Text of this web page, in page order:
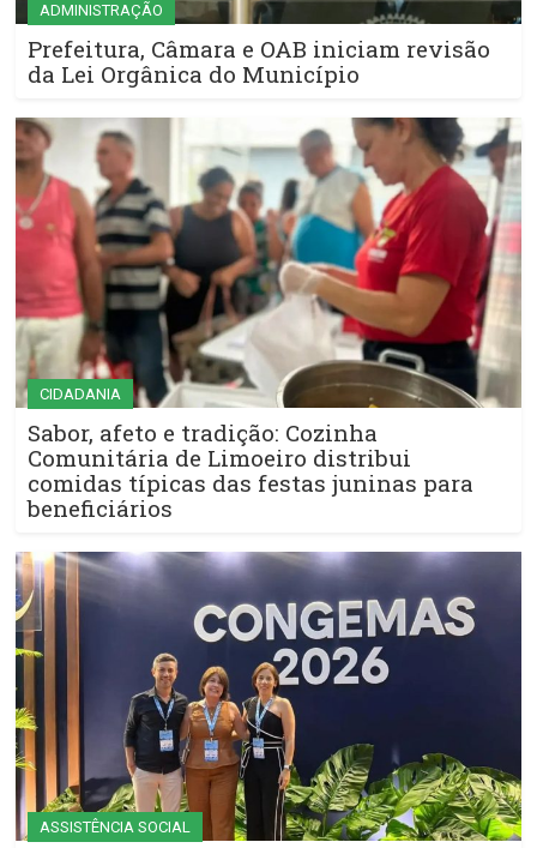
ADMINISTRAÇÃO
Prefeitura, Câmara e OAB iniciam revisão
da Lei Orgânica do Município
CIDADANIA
Sabor, afeto e tradição: Cozinha
Comunitária de Limoeiro distribui
comidas típicas das festas juninas para
beneficiários
ASSISTÊNCIA SOCIAL